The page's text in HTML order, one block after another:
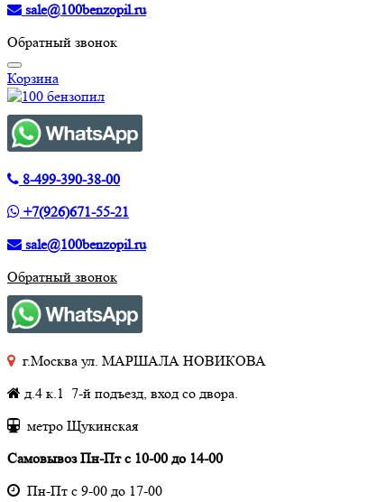
sale@100benzopil.ru
Обратный звонок
Корзина
8-499-390-38-00
+7(926)671-55-21
sale@100benzopil.ru
Обратный звонок
г.Москва ул. МАРШАЛА НОВИКОВА
д.4 к.1 7-й подъезд, вход со двора.
метро Щукинская
Самовывоз Пн-Пт с 10-00 до 14-00
Пн-Пт с 9-00 до 17-00